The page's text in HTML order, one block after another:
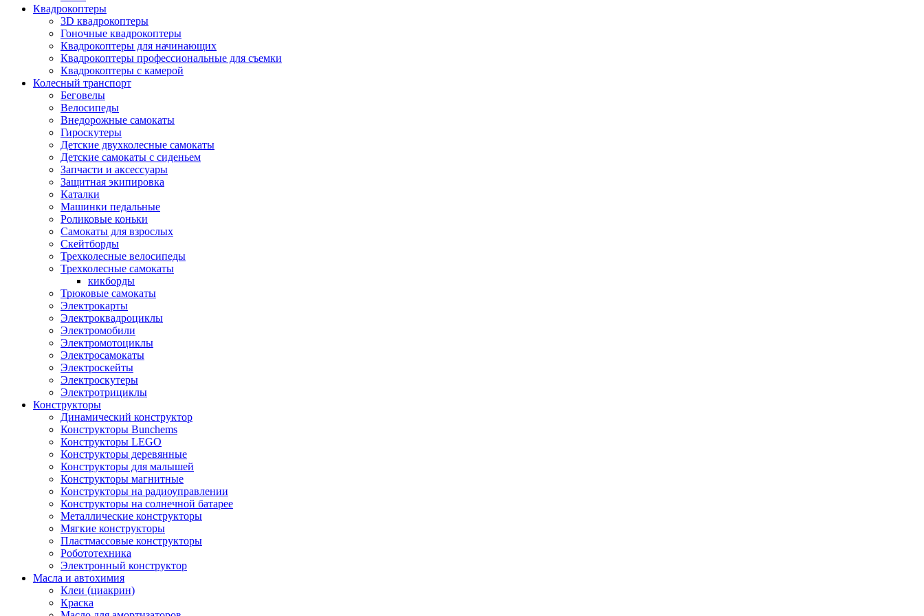
Квадрокоптеры
3D квадрокоптеры
Гоночные квадрокоптеры
Квадрокоптеры для начинающих
Квадрокоптеры профессиональные для съемки
Квадрокоптеры с камерой
Колесный транспорт
Беговелы
Велосипеды
Внедорожные самокаты
Гироскутеры
Детские двухколесные самокаты
Детские самокаты с сиденьем
Запчасти и аксессуары
Защитная экипировка
Каталки
Машинки педальные
Роликовые коньки
Самокаты для взрослых
Скейтборды
Трехколесные велосипеды
Трехколесные самокаты
кикборды
Трюковые самокаты
Электрокарты
Электроквадроциклы
Электромобили
Электромотоциклы
Электросамокаты
Электроскейты
Электроскутеры
Электротрициклы
Конструкторы
Динамический конструктор
Конструкторы Bunchems
Конструкторы LEGO
Конструкторы деревянные
Конструкторы для малышей
Конструкторы магнитные
Конструкторы на радиоуправлении
Конструкторы на солнечной батарее
Металлические конструкторы
Мягкие конструкторы
Пластмассовые конструкторы
Робототехника
Электронный конструктор
Масла и автохимия
Клеи (циакрин)
Краска